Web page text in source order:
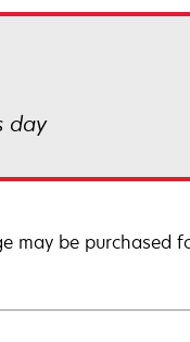
day
may be purchased